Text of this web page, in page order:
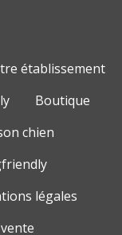
établissement
Boutique
chien
légales